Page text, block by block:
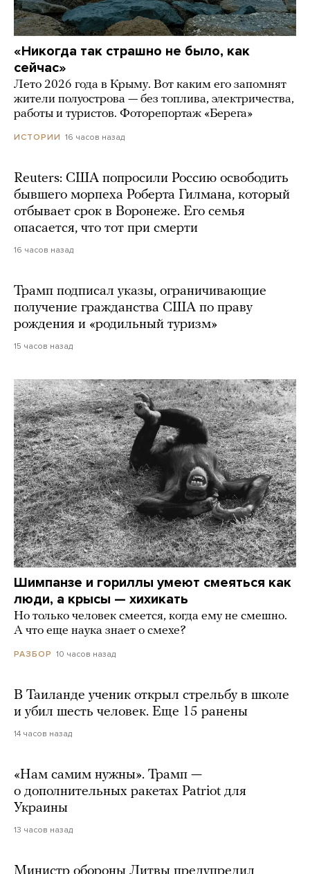
«Никогда так страшно не было, как
сейчас»
Лето 2026 года в Крыму. Вот каким его запомнят
жители полуострова — без топлива, электричества,
работы и туристов. Фоторепортаж «Берега»
ИСТОРИИ 16 часов назад
Reuters: США попросили Россию освободить
бывшего морпеха Роберта Гилмана, который
отбывает срок в Воронеже. Его семья
опасается, что тот при смерти
16 часов назад
Трамп подписал указы, ограничивающие
получение гражданства США по праву
рождения и «родильный туризм»
15 часов назад
Шимпанзе и гориллы умеют смеяться как
люди, а крысы — хихикать
Но только человек смеется, когда ему не смешно.
А что еще наука знает о смехе?
РАЗБОР 10 часов назад
В Таиланде ученик открыл стрельбу в школе
и убил шесть человек. Еще 15 ранены
14 часов назад
«Нам самим нужны». Трамп —
о дополнительных ракетах Patriot для
Украины
13 часов назад